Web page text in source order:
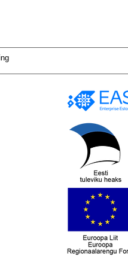
Erinevad
juhtimine, heli vahetamine või
X-kõnekanalite kaudu
ja konfigureerimine väga
rakenduste jaoks
ja XM -moodulid, et need
saabub teile toode,
kodulehel ei ole makselinke?
piirata kõik võimalikud
kokkulepet,
ei kehti kauba puhul,
sinu isiklikke vajadusi arvestades.
tasuta parandamist või selle
tagstusele juhul kui ei ole
või asendada, kui kauba
ebaõnnestub;
vigane toode 5 tööpäeva
koheselt toodet peale
kahjustused on tekitanud klient,